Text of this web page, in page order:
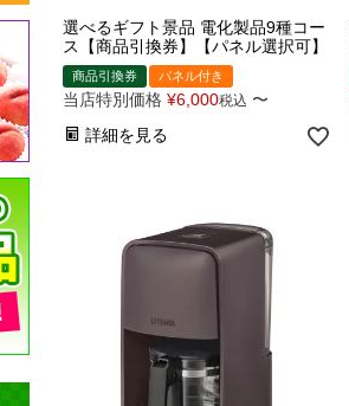
選べるギフト景品 電化製品9種コー
ス【商品引換券】【パネル選択可】
商品引換券 パネル付き
当店特別価格 ¥6,000税込 〜
詳細を見る